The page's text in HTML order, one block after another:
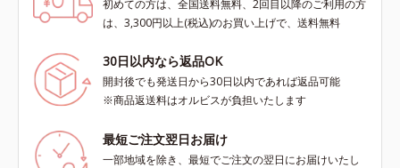
初めての方は、全国送料無料、2回目以降のご利用の方
は、3,300円以上(税込)のお買い上げで、送料無料
30日以内なら返品OK
開封後でも発送日から30日以内であれば返品可能
※商品返送料はオルビスが負担いたします
最短ご注文翌日お届け
一部地域を除き、最短でご注文の翌日にお届けいたし